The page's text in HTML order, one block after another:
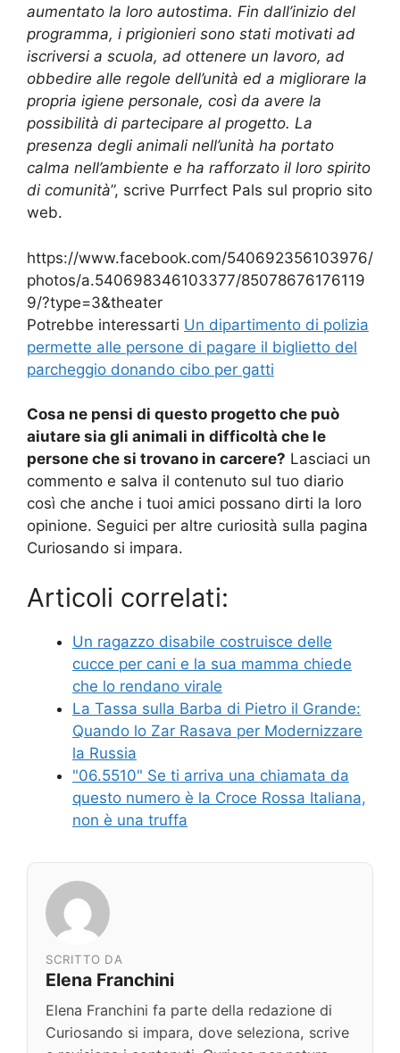
aumentato la loro autostima. Fin dall’inizio del
programma, i prigionieri sono stati motivati ​​ad
iscriversi a scuola, ad ottenere un lavoro, ad
obbedire alle regole dell’unità ed a migliorare la
propria igiene personale, così da avere la
possibilità di partecipare al progetto. La
presenza degli animali nell’unità ha portato
calma nell’ambiente e ha rafforzato il loro spirito
di comunità”, scrive Purrfect Pals sul proprio sito
web.
https://www.facebook.com/540692356103976/
photos/a.540698346103377/85078676176119
9/?type=3&theater
Potrebbe interessarti Un dipartimento di polizia
permette alle persone di pagare il biglietto del
parcheggio donando cibo per gatti
Cosa ne pensi di questo progetto che può
aiutare sia gli animali in difficoltà che le
persone che si trovano in carcere? Lasciaci un
commento e salva il contenuto sul tuo diario
così che anche i tuoi amici possano dirti la loro
opinione. Seguici per altre curiosità sulla pagina
Curiosando si impara.
Articoli correlati:
Un ragazzo disabile costruisce delle
cucce per cani e la sua mamma chiede
che lo rendano virale
La Tassa sulla Barba di Pietro il Grande:
Quando lo Zar Rasava per Modernizzare
la Russia
"06.5510" Se ti arriva una chiamata da
questo numero è la Croce Rossa Italiana,
non è una truffa
SCRITTO DA
Elena Franchini
Elena Franchini fa parte della redazione di
Curiosando si impara, dove seleziona, scrive